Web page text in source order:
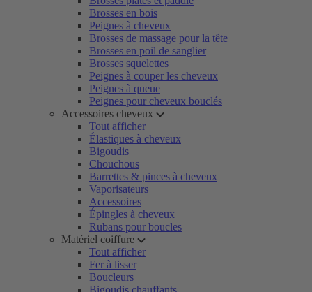
Brosses en bois
Peignes à cheveux
Brosses de massage pour la tête
Brosses en poil de sanglier
Brosses squelettes
Peignes à couper les cheveux
Peignes à queue
Peignes pour cheveux bouclés
Accessoires cheveux
Tout afficher
Élastiques à cheveux
Bigoudis
Chouchous
Barrettes & pinces à cheveux
Vaporisateurs
Accessoires
Épingles à cheveux
Rubans pour boucles
Matériel coiffure
Tout afficher
Fer à lisser
Boucleurs
Bigoudis chauffants